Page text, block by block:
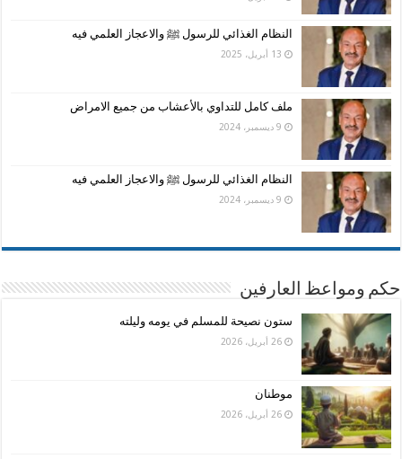
النظام الغذائي للرسول ﷺ والاعجاز العلمي فيه
13 أبريل، 2025
ملف كامل للتداوي بالأعشاب من جميع الامراض
9 ديسمبر، 2024
النظام الغذائي للرسول ﷺ والاعجاز العلمي فيه
9 ديسمبر، 2024
حكم ومواعظ العارفين
ستون نصيحة للمسلم في يومه وليلته
26 أبريل، 2026
موطنان
26 أبريل، 2026